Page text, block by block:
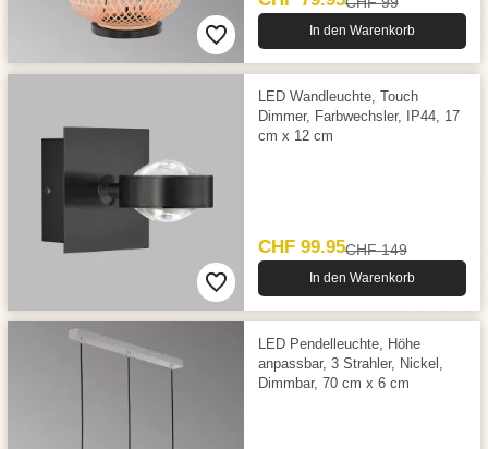
In den Warenkorb
LED Wandleuchte, Touch
Dimmer, Farbwechsler, IP44, 17
cm x 12 cm
CHF 99.95CHF 149
In den Warenkorb
LED Pendelleuchte, Höhe
anpassbar, 3 Strahler, Nickel,
Dimmbar, 70 cm x 6 cm